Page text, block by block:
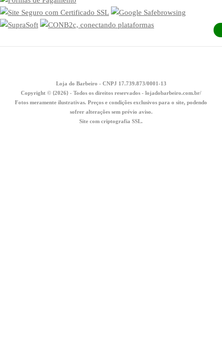
Loja do Barbeiro - CNPJ 17.739.873/0001-13
Copyright © {2026} - Todos os direitos reservados - lojadobarbeiro.com.br/
Fotos meramente ilustrativas. Preços e condições exclusivos para o site, podendo
sofrer alterações sem prévio aviso.
Site com criptografia SSL.